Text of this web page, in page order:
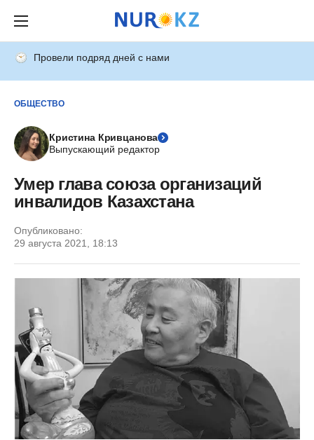
Провели подряд дней с нами
ОБЩЕСТВО
Кристина Кривцанова
Выпускающий редактор
Умер глава союза организаций
инвалидов Казахстана
Опубликовано:
29 августа 2021, 18:13